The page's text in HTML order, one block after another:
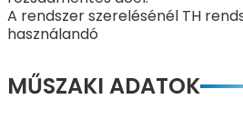
A rendszer szerelésénél TH
használandó
MŰSZAKI ADATOK